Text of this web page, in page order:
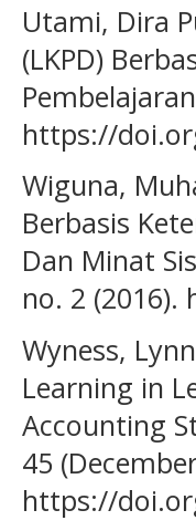
Utami, Dira
(LKPD)
https://
Wiguna,
Berbasis
Dan Minat
no. 2
Wyness,
Learning in
Accounting
45
https://